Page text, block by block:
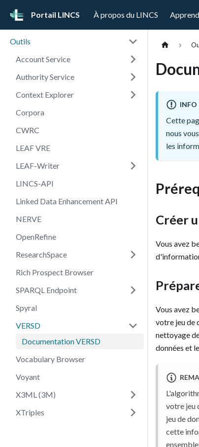
Portail LINCS À propos du LINCS
Outils
Account Service
Authority Service
Context Explorer
Corpora
CWRC
LEAF VRE
LEAF-Writer
LINCS-API
Linked Data Enhancement API
NERVE
OpenRefine
ResearchSpace
Rich Prospect Browser
SPARQL Endpoint
Spyral
VERSD
Documentation VERSD
Vocabulary Browser
Voyant
X3ML (3M)
XTriples
INFO
Cette
nous
les
Créer
Vous avez
Vous avez
votre jeu de
nettoyage
données et le
votre jeu
jeu de
cette